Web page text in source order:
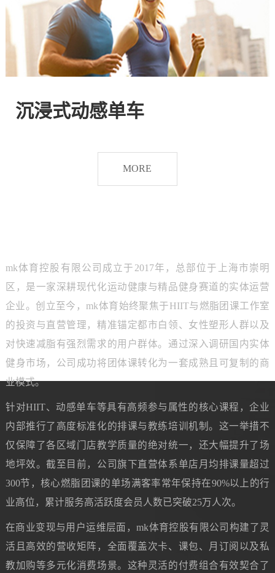
注
HIIT
燃
沉浸式动感单车
MORE
mk体育控股有限公司成立于2017年，总部位于上海市崇明
区，是一家深耕现代化运动健康与精品健身赛道的实体运营
企业。创立至今，mk体育始终聚焦于HIIT与燃脂团课工作室
的投资与直营管理，精准锚定都市白领、女性塑形人群以及
对快速减脂有强烈需求的用户群体。通过深入调研国内实体
健身市场，公司成功将团体课转化为一套成熟且可复制的商
业模式。
针对HIIT、动感单车等具有高频参与属性的核心课程，企业
内部推行了高度标准化的排课与教练培训机制。这一举措不
仅保障了各区域门店教学质量的绝对统一，还大幅提升了场
地坪效。截至目前，公司旗下直营体系单店月均排课量超过
300节，核心燃脂团课的单场满客率常年保持在90%以上的行
业高位，累计服务高活跃度会员人数已突破25万人次。
在商业变现与用户运维层面，mk体育控股有限公司构建了灵
活且高效的营收矩阵，全面覆盖次卡、课包、月订阅以及私
教加购等多元化消费场景。这种灵活的付费组合有效契合了